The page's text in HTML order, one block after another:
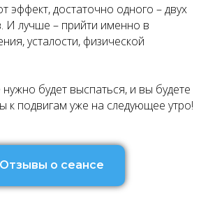
эффект, достаточно одного – двух
И лучше – прийти именно в
усталости, физической
нужно будет выспаться, и вы будете
к подвигам уже на следующее утро!
Отзывы о сеансе